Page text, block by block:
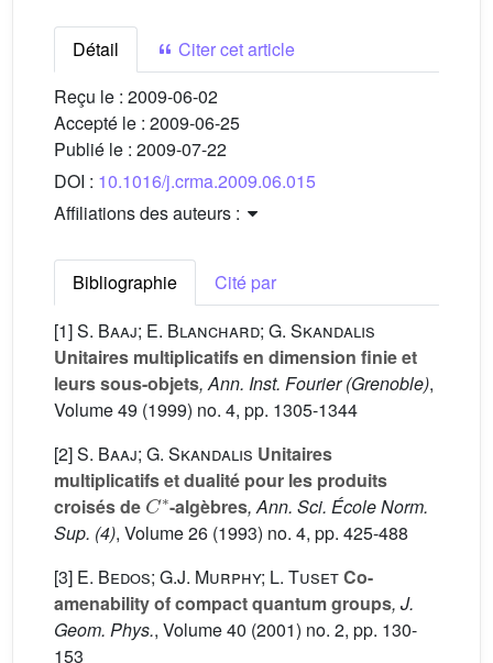
Détail
Citer cet article
Reçu le : 2009-06-02
Accepté le : 2009-06-25
Publié le : 2009-07-22
DOI : 10.1016/j.crma.2009.06.015
Affiliations des auteurs :
Bibliographie
Cité par
[1]S. Baaj; E. Blanchard; G. Skandalis
Unitaires multiplicatifs en dimension finie et
leurs sous-objets, Ann. Inst. Fourier (Grenoble),
Volume 49 (1999) no. 4, pp. 1305-1344
[2]S. Baaj; G. Skandalis Unitaires
multiplicatifs et dualité pour les produits
croisés de
C∗
-algèbres, Ann. Sci. École Norm.
Sup. (4), Volume 26 (1993) no. 4, pp. 425-488
[3] E. Bedos; G.J. Murphy; L. TusetCo-
amenability of compact quantum groups, J.
Geom. Phys., Volume 40 (2001) no. 2, pp. 130-
153